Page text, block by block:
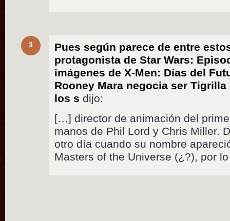
3
Pues según parece de entre
protagonista de Star Wars:
imágenes de X-Men: Días del
Rooney Mara negocia ser Tigrilla
los s dijo:
[…] director de animación del
manos de Phil Lord y Chris Miller.
otro día cuando su nombre
Masters of the Universe (¿?), por